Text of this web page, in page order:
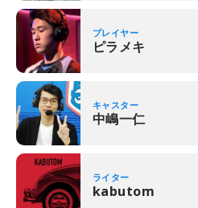
プレイヤー
ピラメキ
キャスター
中嶋一仁
ライター
kabutom